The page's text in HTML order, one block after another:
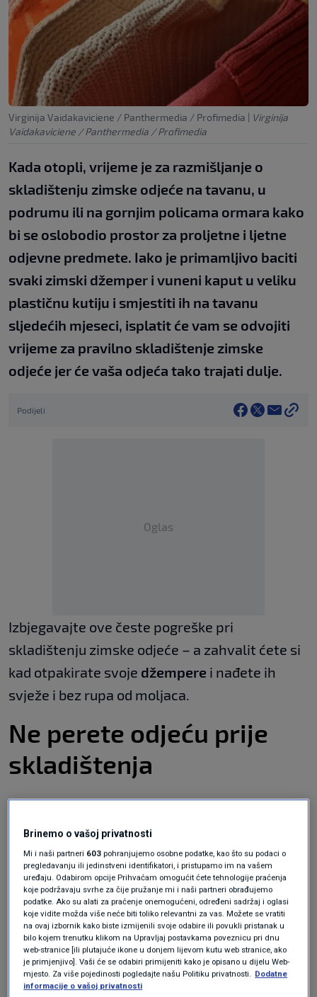
Virginija Vaidakaviciene / Panthermedia / Profimedia | Virginija
Vaidakaviciene / Panthermedia / Profimedia
Kada otopli, vrijeme je za razmišljanje o
skladištenju zimske odjeće na tavanu, u
podrumu ili na gornjim policama ormara kako
bi se oslobodio prostor za proljetne i ljetne
odjevne predmete. Iako je primamljivo baciti
svaki zimski džemper i vuneni kaput u veliku
plastičnu kutiju i smjestiti ih na tavanu
sljedećih mjeseci, isplatit će vam se odvojiti
vrijeme za pravilno skladištenje zimske
odjeće jer će vaša odjeća tako trajati dulje.
Podijeli
Oglas
Izbjegavajte ove česte pogreške pri
skladištenju zimske odjeće – a zahvalit ćete si
kad otpakirate svoje džempere i nađete ih
svježe i bez rupa od moljaca.
Ne perete odjeću prije
skladištenja
Možda mislite da, budući da odjeću nećete
nositi neko vrijeme, nema potrebe prati je, no
to nije točno!
Skladištenje odjeće – od toplih tajica do
džempera – s mrljama od hrane i neugodnim
mirisima ne samo da otežava kasnije
uklanjanje mrlja, već može privući insekte i
Brinemo o vašoj privatnosti
Mi i naši partneri 603 pohranjujemo osobne podatke, kao što su podaci o
pregledavanju ili jedinstveni identifikatori, i pristupamo im na vašem
uređaju. Odabirom opcije Prihvaćam omogućit ćete tehnologije praćenja
koje podržavaju svrhe za čije pružanje mi i naši partneri obrađujemo
podatke. Ako su alati za praćenje onemogućeni, određeni sadržaj i oglasi
koje vidite možda više neće biti toliko relevantni za vas. Možete se vratiti
na ovaj izbornik kako biste izmijenili svoje odabire ili povukli pristanak u
bilo kojem trenutku klikom na Upravljaj postavkama poveznicu pri dnu
web-stranice [ili plutajuće ikone u donjem lijevom kutu web stranice, ako
je primjenjivo]. Vaši će se odabiri primijeniti kako je opisano u dijelu Web-
mjesto. Za više pojedinosti pogledajte našu Politiku privatnosti. Dodatne
informacije o vašoj privatnosti